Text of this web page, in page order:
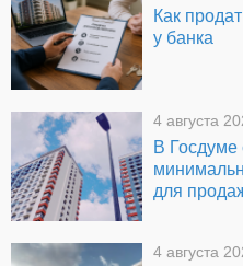
Как
у банка
4 августа
В Госдуме
для
4 августа